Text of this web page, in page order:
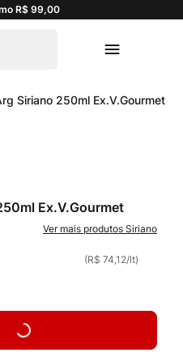
R$ 99,00
Siriano 250ml Ex.V.Gourmet
Ex.V.Gourmet
Siriano
(R$ 74,12/lt)